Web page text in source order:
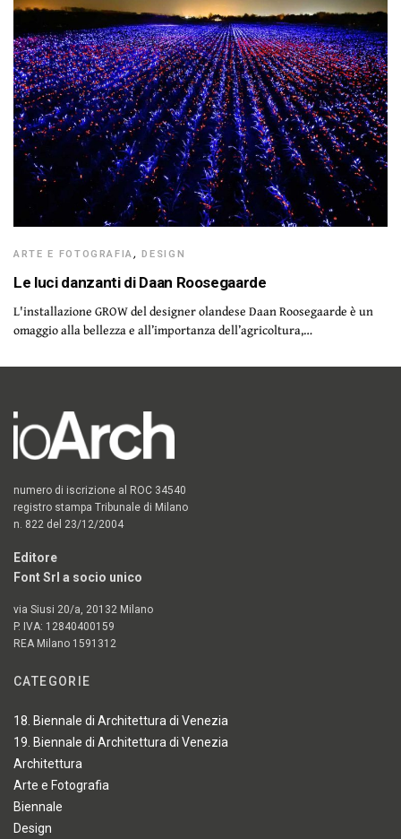
ARTE E FOTOGRAFIA,DESIGN
Le luci danzanti di Daan Roosegaarde
L'installazione GROW del designer olandese Daan Roosegaarde è un
omaggio alla bellezza e all’importanza dell’agricoltura,…
numero di iscrizione al ROC 34540
registro stampa Tribunale di Milano
n. 822 del 23/12/2004
Editore
Font Srl a socio unico
via Siusi 20/a, 20132 Milano
P. IVA: 12840400159
REA Milano 1591312
CATEGORIE
18. Biennale di Architettura di Venezia
19. Biennale di Architettura di Venezia
Architettura
Arte e Fotografia
Biennale
Design